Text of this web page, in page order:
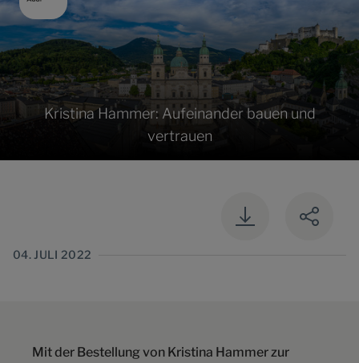
Kristina Hammer: Aufeinander bauen und
vertrauen
04. JULI 2022
Mit der Bestellung von Kristina Hammer zur